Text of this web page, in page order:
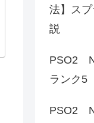
法】ス
説
PSO2
ランク5
PSO2